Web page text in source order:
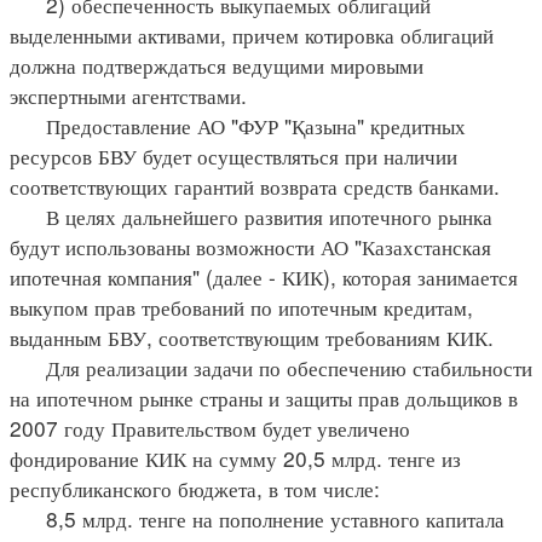
выделенными активами, причем котировка облигаций
должна подтверждаться ведущими мировыми
экспертными агентствами.
Предоставление АО "ФУР "Қазына" кредитных
ресурсов БВУ будет осуществляться при наличии
соответствующих гарантий возврата средств банками.
В целях дальнейшего развития ипотечного рынка
будут использованы возможности АО "Казахстанская
ипотечная компания" (далее - КИК), которая занимается
выкупом прав требований по ипотечным кредитам,
выданным БВУ, соответствующим требованиям КИК.
Для реализации задачи по обеспечению стабильности
на ипотечном рынке страны и защиты прав дольщиков в
2007 году Правительством будет увеличено
фондирование КИК на сумму 20,5 млрд. тенге из
республиканского бюджета, в том числе:
8,5 млрд. тенге на пополнение уставного капитала